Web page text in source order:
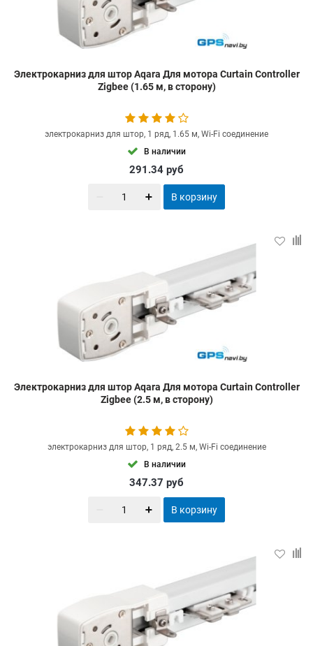
Электрокарниз для штор Aqara Для мотора Curtain Controller
Zigbee (1.65 м, в сторону)
электрокарниз для штор, 1 ряд, 1.65 м, Wi-Fi соединение
В наличии
291.34 руб
В корзину
Электрокарниз для штор Aqara Для мотора Curtain Controller
Zigbee (2.5 м, в сторону)
электрокарниз для штор, 1 ряд, 2.5 м, Wi-Fi соединение
В наличии
347.37 руб
В корзину